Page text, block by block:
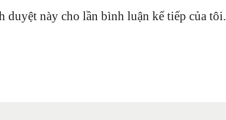
này cho lần bình luận kế tiếp của tôi.